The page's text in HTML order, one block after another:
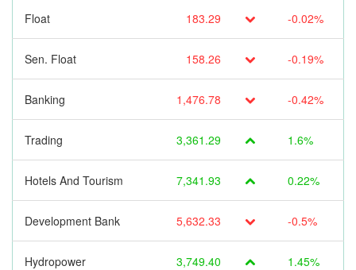
Float 183.29 -0.02%
Sen. Float 158.26 -0.19%
Banking 1,476.78 -0.42%
Trading 3,361.29 1.6%
Hotels And Tourism 7,341.93 0.22%
Development Bank 5,632.33 -0.5%
Hydropower 3,749.40 1.45%